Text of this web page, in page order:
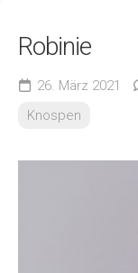
Robinie
26. März 2021
Knospen